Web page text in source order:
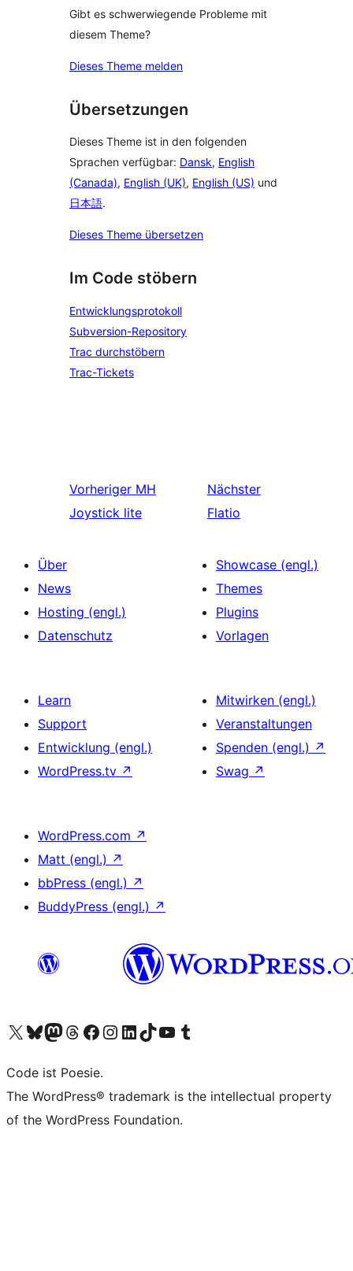
Gibt es schwerwiegende Probleme mit
diesem Theme?
Dieses Theme melden
Übersetzungen
Dieses Theme ist in den folgenden
Sprachen verfügbar: Dansk, English
(Canada), English (UK), English (US) und
日本語.
Dieses Theme übersetzen
Im Code stöbern
Entwicklungsprotokoll
Subversion-Repository
Trac durchstöbern
Trac-Tickets
Vorheriger MH
Joystick lite
Nächster
Flatio
Über
News
Hosting (engl.)
Datenschutz
Showcase (engl.)
Themes
Plugins
Vorlagen
Learn
Support
Entwicklung (engl.)
WordPress.tv ↗
Mitwirken (engl.)
Veranstaltungen
Spenden (engl.) ↗
Swag ↗
WordPress.com ↗
Matt (engl.) ↗
bbPress (engl.) ↗
BuddyPress (engl.) ↗
Unser X-Konto (früher Twitter) besuchen
Unser Bluesky-Konto besuchen
Unser Mastodon-Konto besuchen
Unser Threads-Konto besuchen
Unsere Facebook-Seite besuchen
Unser Instagram-Konto besuchen
Unser LinkedIn-Konto besuchen
Unser TikTok-Konto besuchen
Unseren YouTube-Kanal besuchen
Unser Tumblr-Konto besuchen
Code ist Poesie.
The WordPress® trademark is the intellectual property
of the WordPress Foundation.